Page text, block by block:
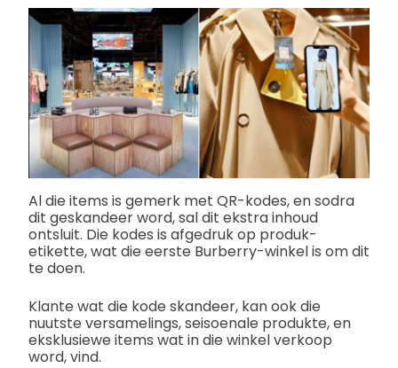
Al die items is gemerk met QR-kodes, en sodra
dit geskandeer word, sal dit ekstra inhoud
ontsluit. Die kodes is afgedruk op produk-
etikette, wat die eerste Burberry-winkel is om dit
te doen.
Klante wat die kode skandeer, kan ook die
nuutste versamelings, seisoenale produkte, en
eksklusiewe items wat in die winkel verkoop
word, vind.